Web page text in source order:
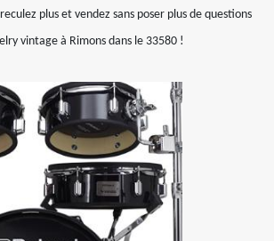
plus et vendez sans poser plus de questions
vintage à Rimons dans le 33580 !